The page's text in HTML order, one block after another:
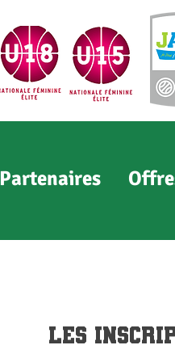
Partenaires
Les